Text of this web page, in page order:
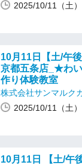
2025/10/11（土）
10月11日【土/午
京都五条店_★わ
作り体験教室
株式会社サンマルク
2025/10/11（土）
10月11日 【土/午